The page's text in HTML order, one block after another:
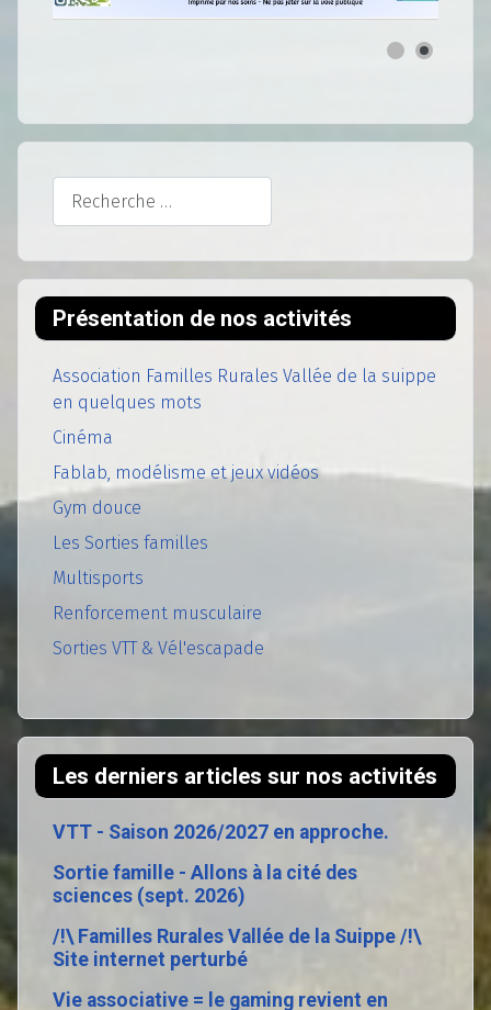
Rechercher
Présentation de nos activités
Association Familles Rurales Vallée de la suippe
en quelques mots
Cinéma
Fablab, modélisme et jeux vidéos
Gym douce
Les Sorties familles
Multisports
Renforcement musculaire
Sorties VTT & Vél'escapade
Les derniers articles sur nos activités
VTT - Saison 2026/2027 en approche.
Sortie famille - Allons à la cité des
sciences (sept. 2026)
/!\ Familles Rurales Vallée de la Suippe /!\
Site internet perturbé
Vie associative = le gaming revient en